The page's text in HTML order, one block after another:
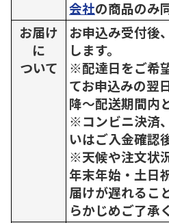
会社の商品のみ
お届け
に
ついて
お申込み受付後
します。
※配達日をご希
てお申込みの翌
降～配送期間内
※コンビニ決済
いはご入金確認
※天候や注文状
年末年始・土日
届けが遅れるこ
らかじめご了承